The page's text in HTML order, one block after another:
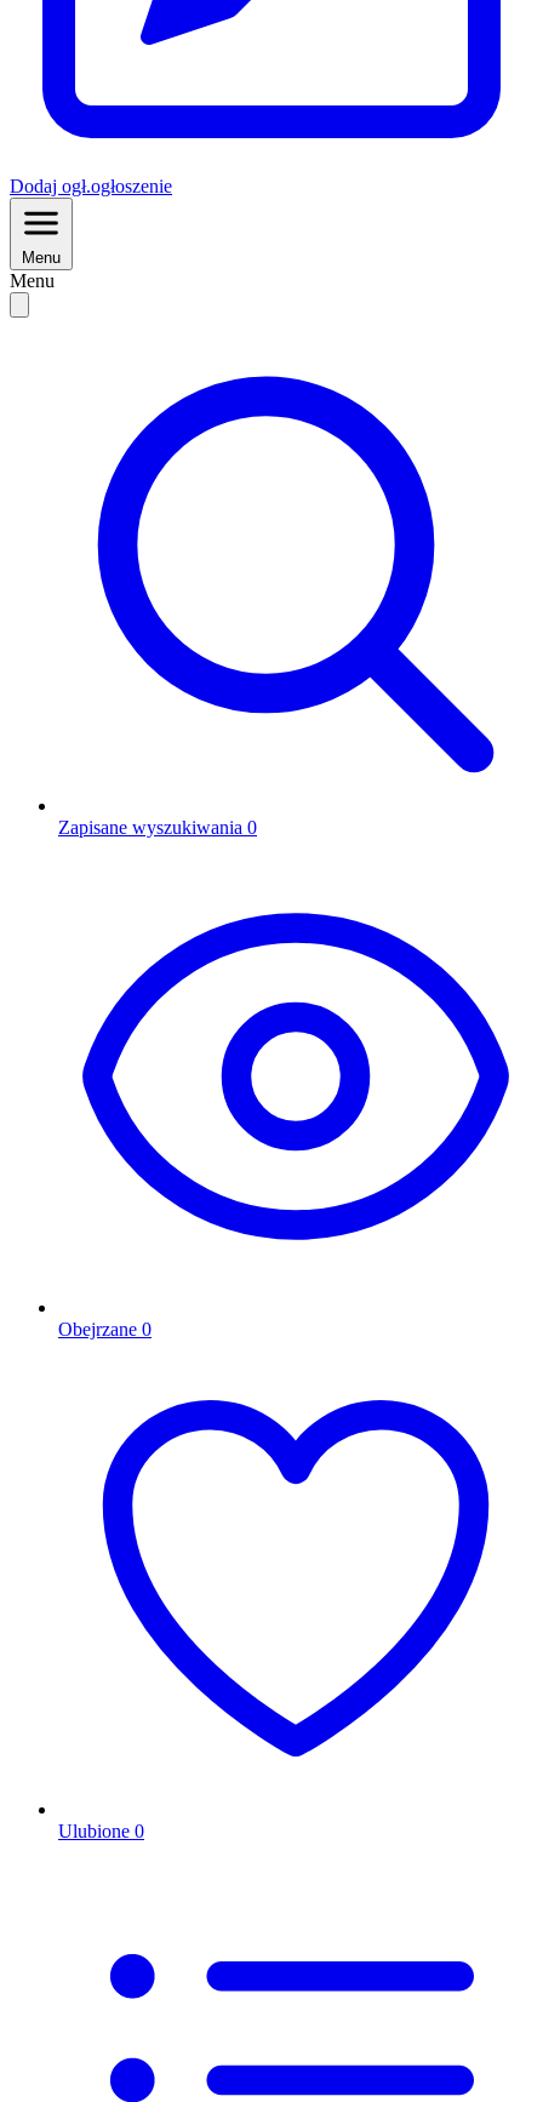
Dodaj ogł.ogłoszenie
Menu
Menu
Zapisane wyszukiwania 0
Obejrzane 0
Ulubione 0